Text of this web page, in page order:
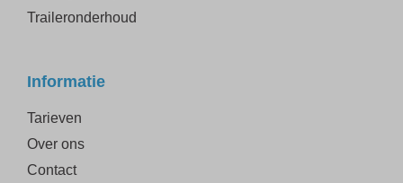
Traileronderhoud
Informatie
Tarieven
Over ons
Contact